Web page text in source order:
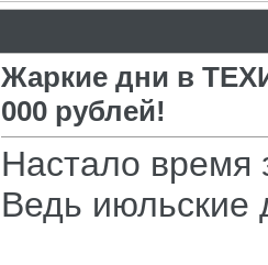
Жаркие дни в
000 рублей!
Настало время
Ведь июльские